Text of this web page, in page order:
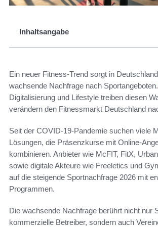
Inhaltsangabe
Ein neuer Fitness-Trend sorgt in
wachsende Nachfrage nach Sportangeboten.
Digitalisierung und Lifestyle treiben diesen
verändern den Fitnessmarkt Deutschland
Seit der COVID-19-Pandemie suchen viele
Lösungen, die Präsenzkurse mit Online-
kombinieren. Anbieter wie McFIT, FitX,
sowie digitale Akteure wie Freeletics und
auf die steigende Sportnachfrage 2026 mit
Programmen.
Die wachsende Nachfrage berührt nicht nur
kommerzielle Betreiber, sondern auch